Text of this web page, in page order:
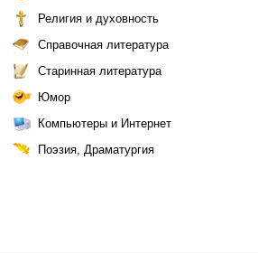
Религия и духовность
Справочная литература
Старинная литература
Юмор
Компьютеры и Интернет
Поэзия, Драматургия